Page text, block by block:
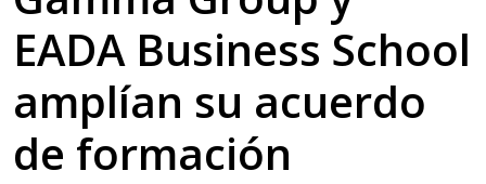
EADA Business School
amplían su acuerdo
de formación